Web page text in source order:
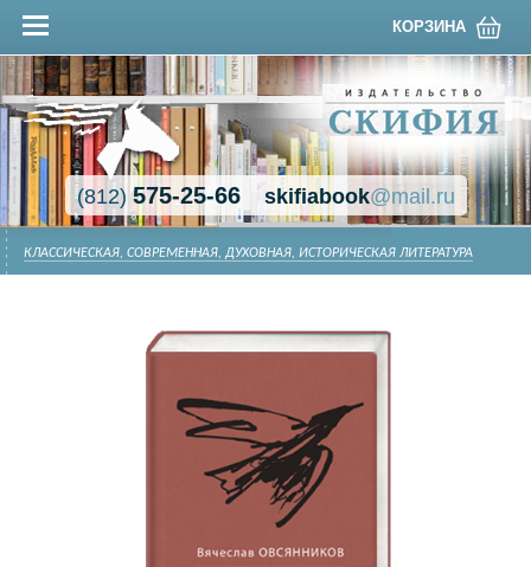
КОРЗИНА
(812)575-25-66 skifiabook@mail.ru
КЛАССИЧЕСКАЯ, СОВРЕМЕННАЯ, ДУХОВНАЯ, ИСТОРИЧЕСКАЯ ЛИТЕРАТУРА